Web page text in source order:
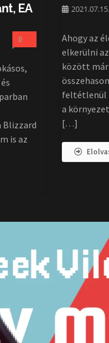
EA
0
Blizzard
is az
2021.07.15.
Ahogy az
elkerülni
között
feltétlenül
a
[…]